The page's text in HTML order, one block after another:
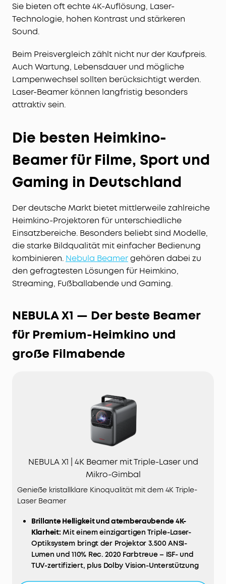
Sie bieten oft echte 4K-Auflösung, Laser-
Technologie, hohen Kontrast und stärkeren
Sound.
Beim Preisvergleich zählt nicht nur der Kaufpreis.
Auch Wartung, Lebensdauer und mögliche
Lampenwechsel sollten berücksichtigt werden.
Laser-Beamer können langfristig besonders
attraktiv sein.
Die besten Heimkino-
Beamer für Filme, Sport und
Gaming in Deutschland
Der deutsche Markt bietet mittlerweile zahlreiche
Heimkino-Projektoren für unterschiedliche
Einsatzbereiche. Besonders beliebt sind Modelle,
die starke Bildqualität mit einfacher Bedienung
kombinieren. Nebula Beamergehören dabei zu
den gefragtesten Lösungen für Heimkino,
Streaming, Fußballabende und Gaming.
NEBULA X1 — Der beste Beamer
für Premium-Heimkino und
große Filmabende
NEBULA X1 | 4K Beamer mit Triple-Laser und
Mikro-Gimbal
Genieße kristallklare Kinoqualität mit dem 4K Triple-
Laser Beamer
Brillante Helligkeit und atemberaubende 4K-
Klarheit: Mit einem einzigartigen Triple-Laser-
Optiksystem bringt der Projektor 3.500 ANSI-
Lumen und 110% Rec. 2020 Farbtreue – ISF- und
TUV-zertifiziert, plus Dolby Vision-Unterstützung